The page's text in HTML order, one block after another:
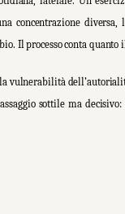
concentrazione diversa,
Il processo conta quanto
vulnerabilità
sottile ma decisivo: